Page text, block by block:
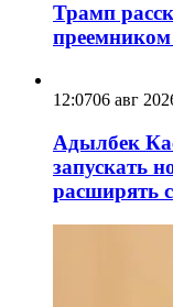
Трамп
12:0706 авг
Адылбек
запускать
расширять